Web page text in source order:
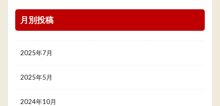
月別投稿
2025年7月
2025年5月
2024年10月